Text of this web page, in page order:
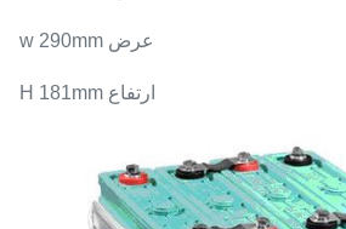
عرض w 290mm
ارتفاع H 181mm